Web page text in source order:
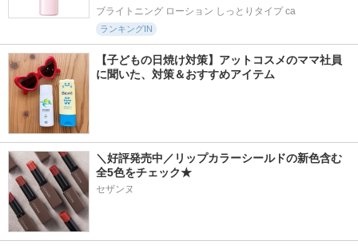
ブライトニング ローション しっとりタイプ ca
ランキングIN
【子どもの日焼け対策】アットコスメのママ社員
に聞いた、対策＆おすすめアイテム
＼好評発売中／リップカラーシールドの新色含む
全5色をチェック★
セザンヌ